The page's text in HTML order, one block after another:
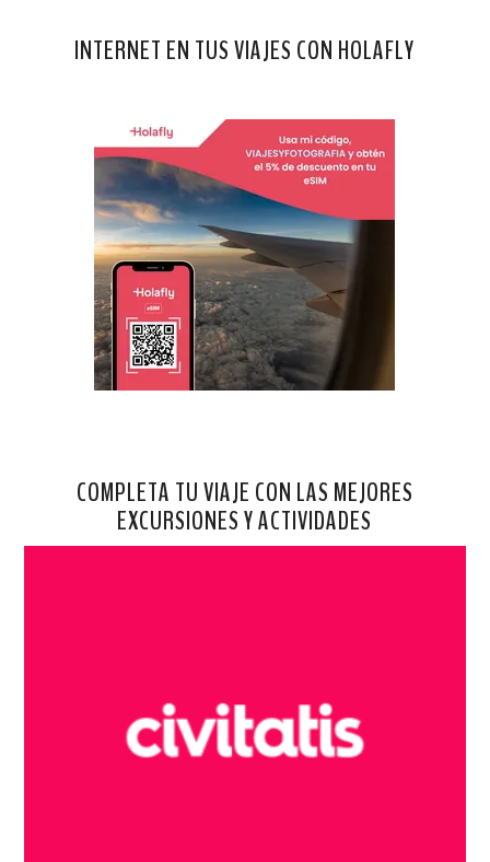
INTERNET EN TUS VIAJES CON HOLAFLY
COMPLETA TU VIAJE CON LAS MEJORES
EXCURSIONES Y ACTIVIDADES